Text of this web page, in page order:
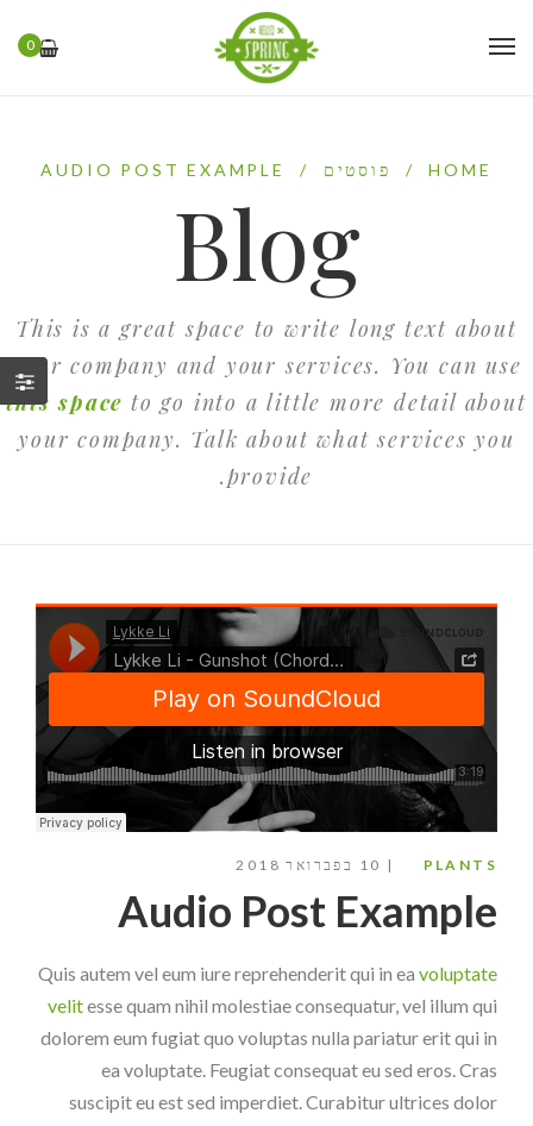
0
HOME
/ פוסטים /
AUDIO POST EXAMPLE
Blog
This is a great space to write long text about
your company and your services. You can use
this space to go into a little more detail about
your company. Talk about what services you
provide.
PLANTS
Audio Post Example
Quis autem vel eum iure reprehenderit qui in ea voluptate
velitesse quam nihil molestiae consequatur, vel illum qui
dolorem eum fugiat quo voluptas nulla pariatur erit qui in
ea voluptate. Feugiat consequat eu sed eros. Cras
suscipit eu est sed imperdiet. Curabitur ultrices dolor